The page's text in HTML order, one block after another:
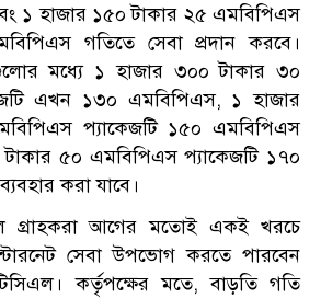
১ হাজার ১৫০ টাকার ২৫ এমবিপিএস
গতিতে সেবা প্রদান করবে।
মধ্যে ১ হাজার ৩০০ টাকার ৩০
এখন ১৩০ এমবিপিএস, ১ হাজার
প্যাকেজটি ১৫০ এমবিপিএস
৫০ এমবিপিএস প্যাকেজটি ১৭০
করা যাবে।
গ্রাহকরা আগের মতোই একই খরচে
সেবা উপভোগ করতে পারবেন
কর্তৃপক্ষের মতে, বাড়তি গতি